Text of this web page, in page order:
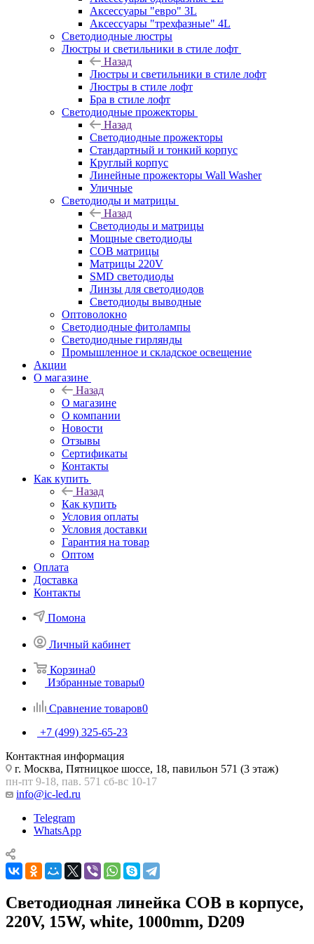
Аксессуары "евро" 3L
Аксессуары "трехфазные" 4L
Светодиодные люстры
Люстры и светильники в стиле лофт
Назад
Люстры и светильники в стиле лофт
Люстры в стиле лофт
Бра в стиле лофт
Светодиодные прожекторы
Назад
Светодиодные прожекторы
Стандартный и тонкий корпус
Круглый корпус
Линейные прожекторы Wall Washer
Уличные
Светодиоды и матрицы
Назад
Светодиоды и матрицы
Мощные светодиоды
COB матрицы
Матрицы 220V
SMD светодиоды
Линзы для светодиодов
Светодиоды выводные
Оптоволокно
Светодиодные фитолампы
Светодиодные гирлянды
Промышленное и складское освещение
Акции
О магазине
Назад
О магазине
О компании
Новости
Отзывы
Сертификаты
Контакты
Как купить
Назад
Как купить
Условия оплаты
Условия доставки
Гарантия на товар
Оптом
Оплата
Доставка
Контакты
Помона
Личный кабинет
Корзина0
Избранные товары0
Сравнение товаров0
+7 (499) 325-65-23
Контактная информация
г. Москва, Пятницкое шоссе, 18, павильон 571 (3 этаж)
пн-пт 9-18, пав. 571 сб-вс 10-17
info@ic-led.ru
Telegram
WhatsApp
Светодиодная линейка COB в корпусе,
220V, 15W, white, 1000mm, D209